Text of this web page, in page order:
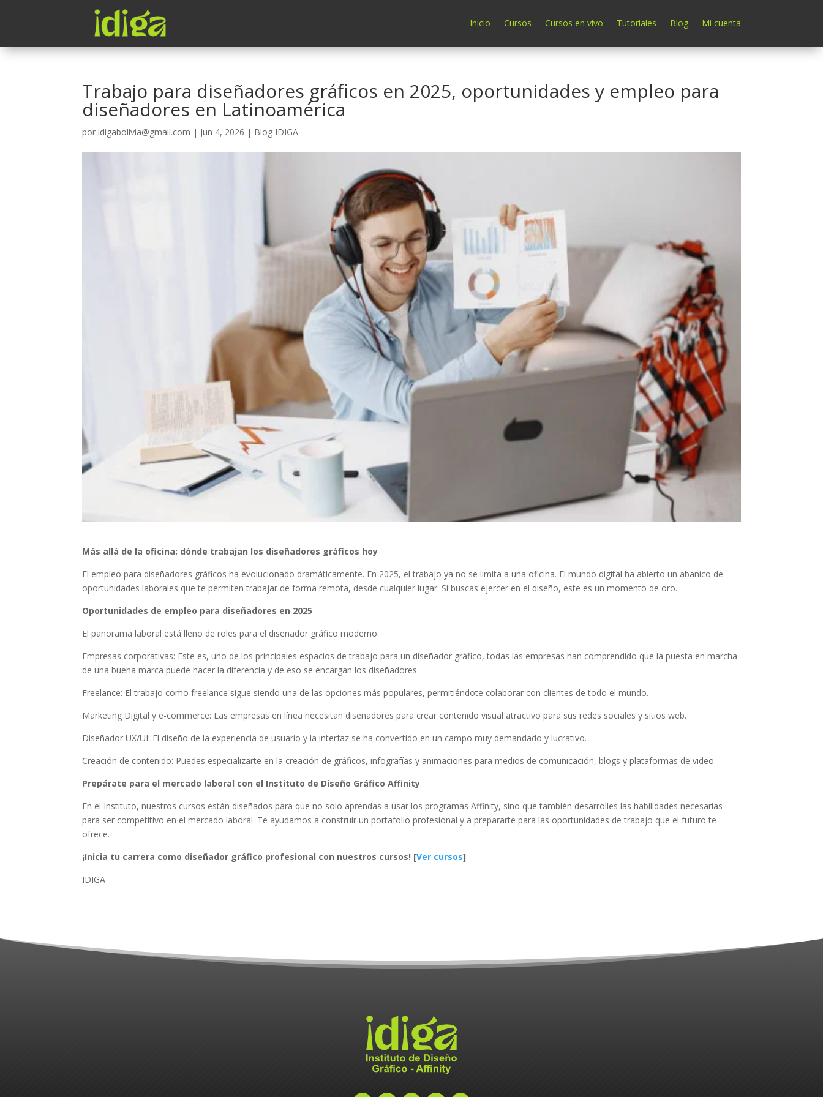
Inicio Cursos Cursos en vivo Tutoriales Blog Mi cuenta
Trabajo para diseñadores gráficos en 2025, oportunidades y empleo para
diseñadores en Latinoamérica
poridigabolivia@gmail.com | Jun 4, 2026 | Blog IDIGA
Más allá de la oficina: dónde trabajan los diseñadores gráficos hoy
El empleo para diseñadores gráficos ha evolucionado dramáticamente. En 2025, el trabajo ya no se limita a una oficina. El mundo digital ha abierto un abanico de
oportunidades laborales que te permiten trabajar de forma remota, desde cualquier lugar. Si buscas ejercer en el diseño, este es un momento de oro.
Oportunidades de empleo para diseñadores en 2025
El panorama laboral está lleno de roles para el diseñador gráfico moderno.
Empresas corporativas: Este es, uno de los principales espacios de trabajo para un diseñador gráfico, todas las empresas han comprendido que la puesta en marcha
de una buena marca puede hacer la diferencia y de eso se encargan los diseñadores.
Freelance: El trabajo como freelance sigue siendo una de las opciones más populares, permitiéndote colaborar con clientes de todo el mundo.
Marketing Digital y e-commerce: Las empresas en línea necesitan diseñadores para crear contenido visual atractivo para sus redes sociales y sitios web.
Diseñador UX/UI: El diseño de la experiencia de usuario y la interfaz se ha convertido en un campo muy demandado y lucrativo.
Creación de contenido: Puedes especializarte en la creación de gráficos, infografías y animaciones para medios de comunicación, blogs y plataformas de video.
Prepárate para el mercado laboral con el Instituto de Diseño Gráfico Affinity
En el Instituto, nuestros cursos están diseñados para que no solo aprendas a usar los programas Affinity, sino que también desarrolles las habilidades necesarias
para ser competitivo en el mercado laboral. Te ayudamos a construir un portafolio profesional y a prepararte para las oportunidades de trabajo que el futuro te
ofrece.
¡Inicia tu carrera como diseñador gráfico profesional con nuestros cursos! [Ver cursos]
IDIGA